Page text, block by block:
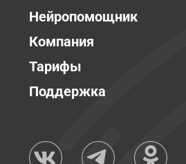
Нейропомощник
Компания
Тарифы
Поддержка